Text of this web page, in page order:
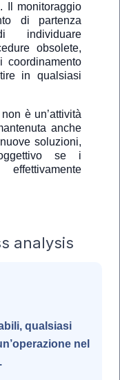
Il monitoraggio
di partenza
individuare
obsolete,
in qualsiasi
è un’attività
anche
soluzioni,
se i
qualsiasi
nel